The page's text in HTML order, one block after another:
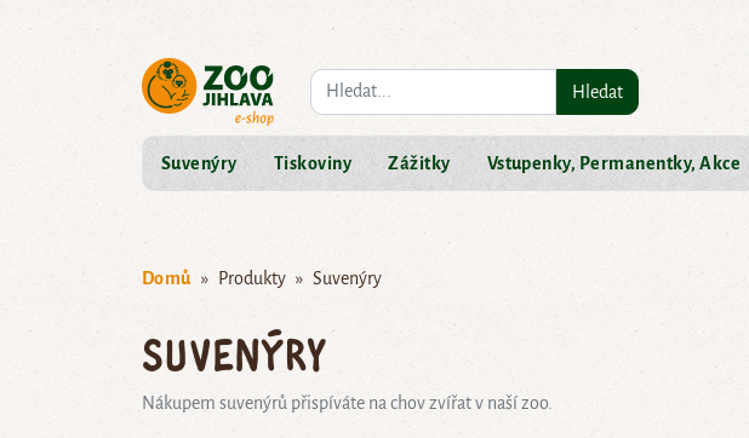
Co hledáte? Hledat
Suvenýry Tiskoviny Zážitky Vstupenky, Permanentky, Akce
Domů Produkty Suvenýry
Suvenýry
Nákupem suvenýrů přispíváte na chov zvířat v naší zoo.